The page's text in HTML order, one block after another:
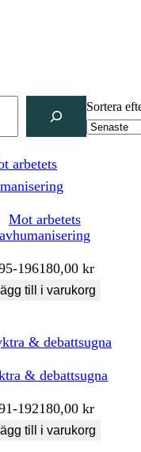
Sortera
Mot arbetets
avhumanisering
196180,00kr
till i varukorg
& debattsugna
192180,00kr
till i varukorg